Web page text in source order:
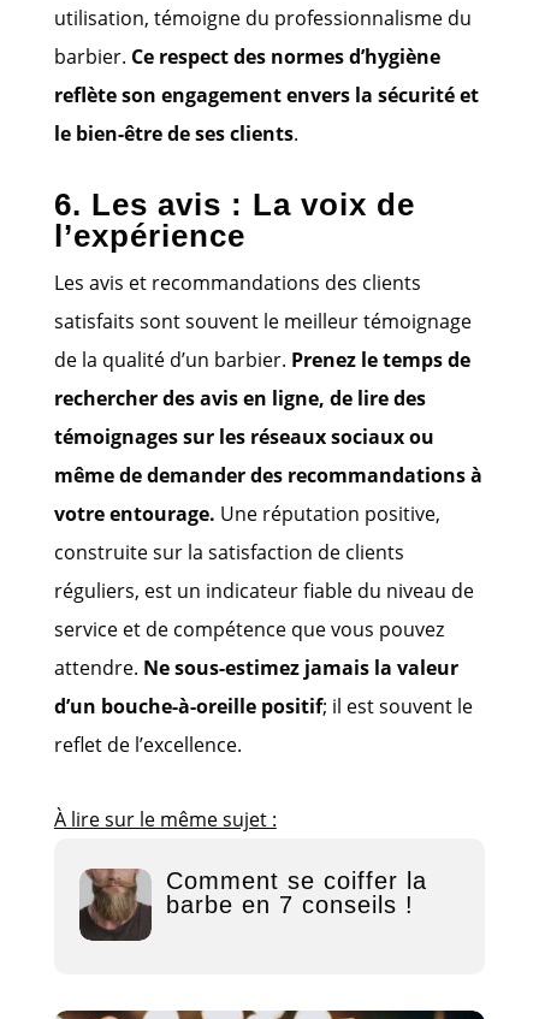
utilisation, témoigne du professionnalisme du
barbier. Ce respect des normes d’hygiène
reflète son engagement envers la sécurité et
le bien-être de ses clients.
6. Les avis : La voix de
l’expérience
Les avis et recommandations des clients
satisfaits sont souvent le meilleur témoignage
de la qualité d’un barbier. Prenez le temps de
rechercher des avis en ligne, de lire des
témoignages sur les réseaux sociaux ou
même de demander des recommandations à
votre entourage. Une réputation positive,
construite sur la satisfaction de clients
réguliers, est un indicateur fiable du niveau de
service et de compétence que vous pouvez
attendre. Ne sous-estimez jamais la valeur
d’un bouche-à-oreille positif; il est souvent le
reflet de l’excellence.
À lire sur le même sujet :
Comment se coiffer la
barbe en 7 conseils !